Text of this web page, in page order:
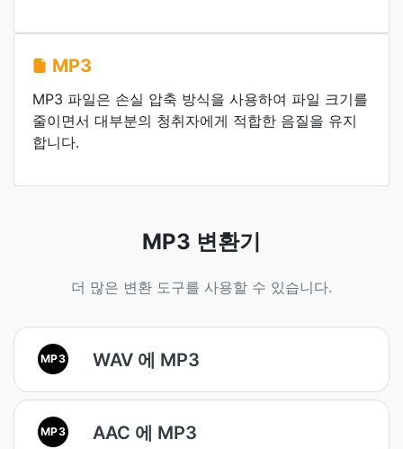
MP3
MP3 파일은 손실 압축 방식을 사용하여 파일 크기를
줄이면서 대부분의 청취자에게 적합한 음질을 유지
합니다.
MP3 변환기
더 많은 변환 도구를 사용할 수 있습니다.
MP3 WAV 에 MP3
MP3 AAC 에 MP3